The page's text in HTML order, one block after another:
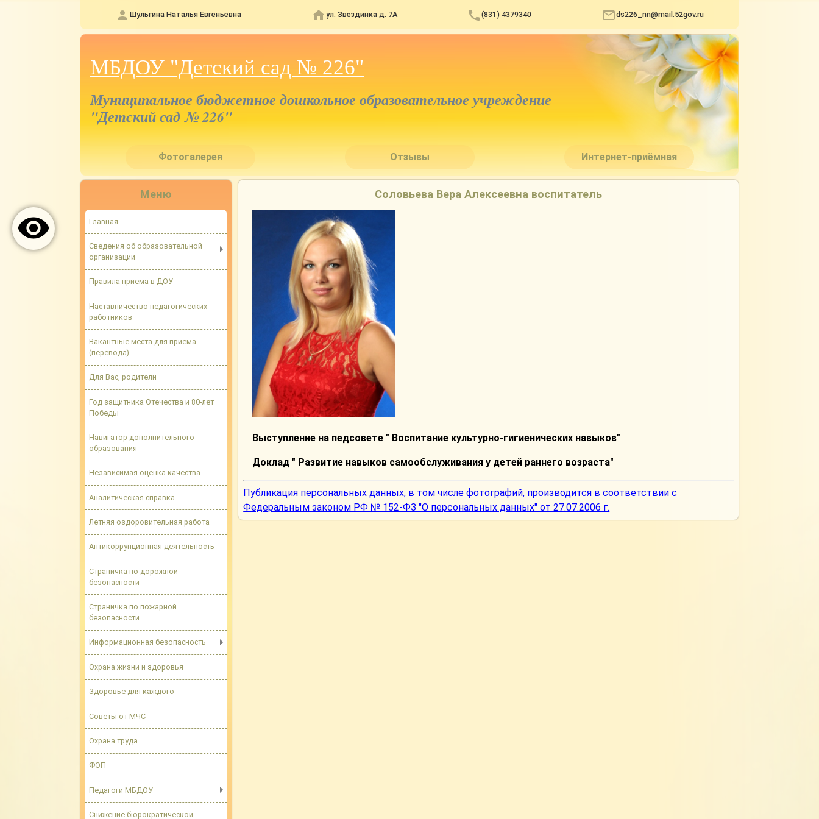
Шульгина Наталья Евгеньевна ул. Звездинка д. 7А (831) 4379340 ds226_nn@mail.52gov.ru
МБДОУ "Детский сад № 226"
Муниципальное бюджетное дошкольное образовательное учреждение
"Детский сад № 226"
Фотогалерея Отзывы Интернет-приёмная
Меню
Главная
Сведения об образовательной
организации
Правила приема в ДОУ
Наставничество педагогических
работников
Вакантные места для приема
(перевода)
Для Вас, родители
Год защитника Отечества и 80-лет
Победы
Навигатор дополнительного
образования
Независимая оценка качества
Аналитическая справка
Летняя оздоровительная работа
Антикоррупционная деятельность
Страничка по дорожной
безопасности
Страничка по пожарной
безопасности
Информационная безопасность
Охрана жизни и здоровья
Здоровье для каждого
Советы от МЧС
Охрана труда
ФОП
Педагоги МБДОУ
Снижение бюрократической
Соловьева Вера Алексеевна воспитатель
Выступление на педсовете " Воспитание культурно-гигиенических навыков"
Доклад " Развитие навыков самообслуживания у детей раннего возраста"
Публикация персональных данных, в том числе фотографий, производится в соответствии с
Федеральным законом РФ № 152-ФЗ "О персональных данных" от 27.07.2006 г.